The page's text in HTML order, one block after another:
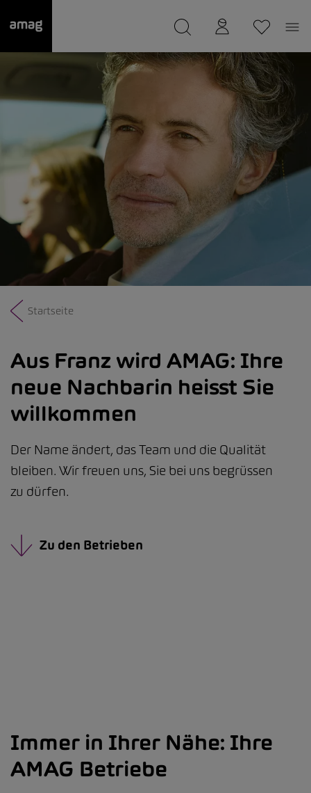
wurde als Ihre Garage gespeichert.
Startseite
Aus Franz wird AMAG: Ihre
neue Nachbarin heisst Sie
willkommen
Der Name ändert, das Team und die Qualität
bleiben. Wir freuen uns, Sie bei uns begrüssen
zu dürfen.
Zu den Betrieben
Immer in Ihrer Nähe: Ihre
AMAG Betriebe